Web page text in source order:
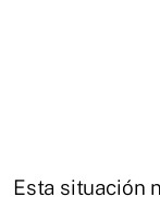
Esta situación